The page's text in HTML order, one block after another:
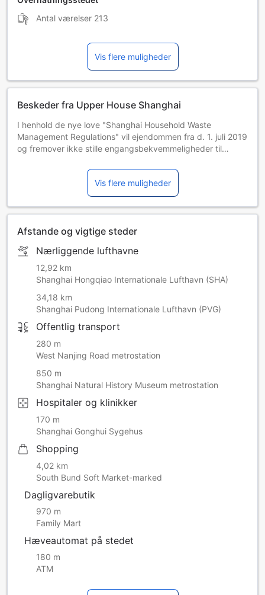
Antal værelser 213
Vis flere muligheder
Beskeder fra Upper House Shanghai
I henhold de nye love "Shanghai Household Waste
Management Regulations" vil ejendommen fra d. 1. juli 2019
og fremover ikke stille engangsbekvemmeligheder til
barbergrej, neglefil og skopudseklud.
Vis flere muligheder
Afstande og vigtige steder
Nærliggende lufthavne
12,92 km
Shanghai Hongqiao Internationale Lufthavn (SHA)
34,18 km
Shanghai Pudong Internationale Lufthavn (PVG)
Offentlig transport
280 m
West Nanjing Road metrostation
850 m
Shanghai Natural History Museum metrostation
Hospitaler og klinikker
170 m
Shanghai Gonghui Sygehus
Shopping
4,02 km
South Bund Soft Market-marked
Dagligvarebutik
970 m
Family Mart
Hæveautomat på stedet
180 m
ATM